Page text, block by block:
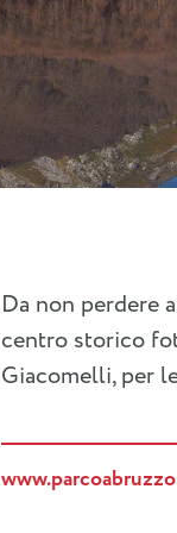
Da non perdere
centro storico
Giacomelli, per